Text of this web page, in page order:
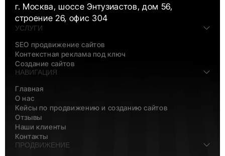
г. Москва, шоссе Энтузиастов, дом 56,
строение 26, офис 304
УСЛУГИ
SEO продвижение сайтов
Контекстная реклама под ключ
Создание сайтов
НАВИГАЦИЯ
Главная
О нас
Кейсы по продвижению и созданию сайтов
Отзывы
Наши клиенты
Контакты
ПРОДВИЖЕНИЕ